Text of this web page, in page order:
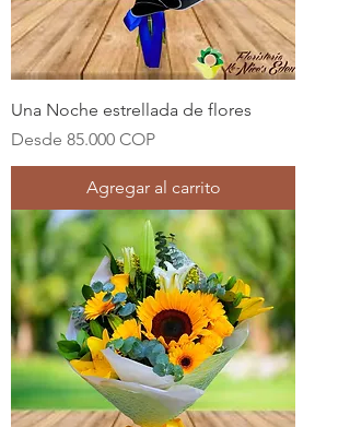
Una Noche estrellada de flores
Desde 85.000 COP
Precio de oferta
Agregar al carrito